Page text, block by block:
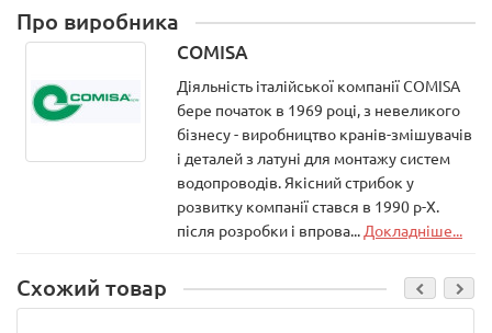
Про виробника
COMISA
Діяльність італійської компанії COMISA
бере початок в 1969 році, з невеликого
бізнесу - виробництво кранів-змішувачів
і деталей з латуні для монтажу систем
водопроводів. Якісний стрибок у
розвитку компанії стався в 1990 р-Х.
після розробки і впрова... Докладніше...
Схожий товар